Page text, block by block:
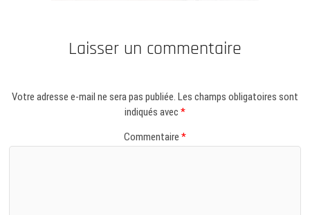
Laisser un commentaire
Votre adresse e-mail ne sera pas publiée. Les champs obligatoires sont
indiqués avec *
Commentaire *